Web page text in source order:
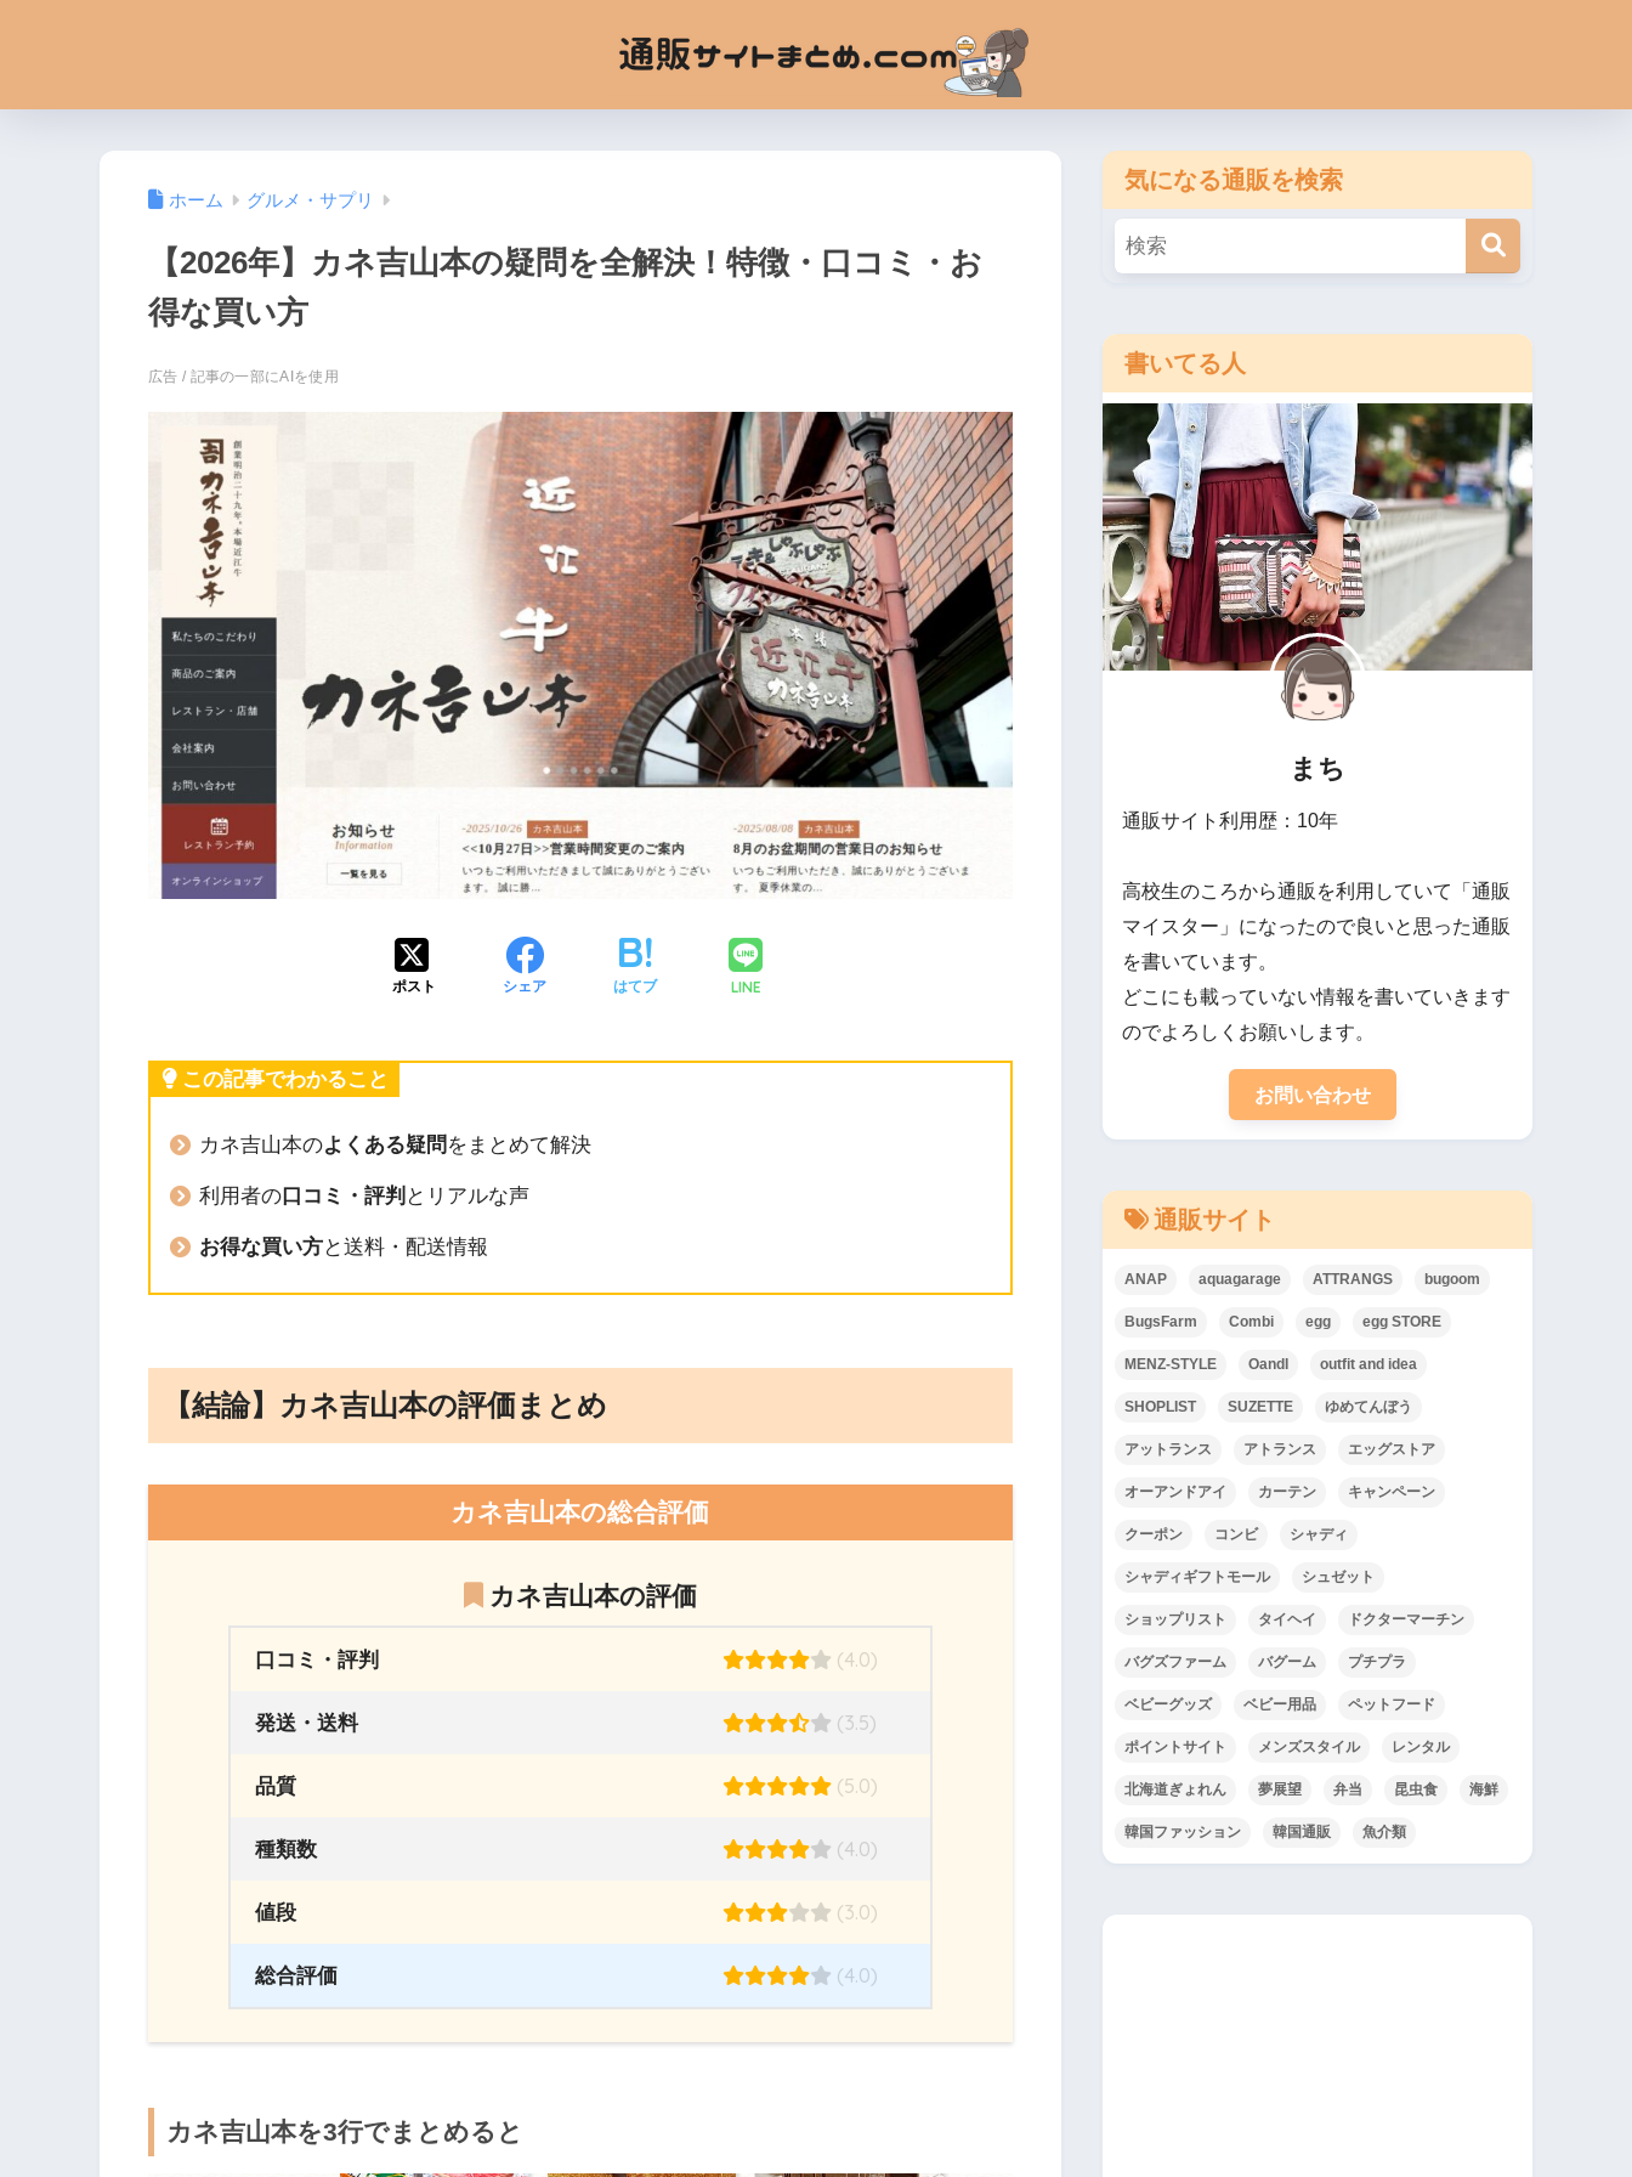
ホーム グルメ・サプリ
【2026年】カネ吉山本の疑問を全解決！特徴・口コミ・お
得な買い方
ポスト シェア はてブ LINE
この記事でわかること
カネ吉山本のよくある疑問 をまとめて解決
利用者の口コミ・評判 とリアルな声
お得な買い方と送料・配送情報
【結論】カネ吉山本の評価まとめ
カネ吉山本の総合評価
カネ吉山本の評価
口コミ・評判 (4.0)
発送・送料 (3.5)
品質 (5.0)
種類数 (4.0)
値段 (3.0)
総合評価 (4.0)
カネ吉山本を3行でまとめると
気になる通販を検索
書いてる人
まち
通販サイト利用歴：10年
高校生のころから通販を利用していて「通販
マイスター」になったので良いと思った通販
を書いています。
どこにも載っていない情報を書いていきます
のでよろしくお願いします。
お問い合わせ
通販サイト
ANAP aquagarage ATTRANGS bugoom
BugsFarm Combi egg egg STORE
MENZ-STYLE OandI outfit and idea
SHOPLIST SUZETTE ゆめてんぼう
アットランス アトランス エッグストア
オーアンドアイ カーテン キャンペーン
クーポン コンビ シャディ
シャディギフトモール シュゼット
ショップリスト タイヘイ ドクターマーチン
バグズファーム バグーム プチプラ
ベビーグッズ ベビー用品 ペットフード
ポイントサイト メンズスタイル レンタル
北海道ぎょれん 夢展望 弁当 昆虫食 海鮮
韓国ファッション 韓国通販 魚介類